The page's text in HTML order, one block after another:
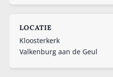
LOCATIE
Kloosterkerk
Valkenburg aan de Geul